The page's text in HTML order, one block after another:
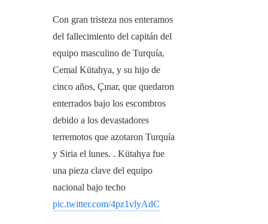
Con gran tristeza nos enteramos
del fallecimiento del capitán del
equipo masculino de Turquía,
Cemal Kütahya, y su hijo de
cinco años, Çınar, que quedaron
enterrados bajo los escombros
debido a los devastadores
terremotos que azotaron Turquía
y Siria el lunes. . Kütahya fue
una pieza clave del equipo
nacional bajo techo
pic.twitter.com/4pz1vlyAdC